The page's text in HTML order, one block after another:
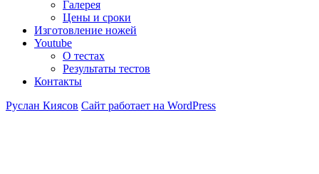
Галерея
Цены и сроки
Изготовление ножей
Youtube
О тестах
Результаты тестов
Контакты
Руслан Киясов Сайт работает на WordPress